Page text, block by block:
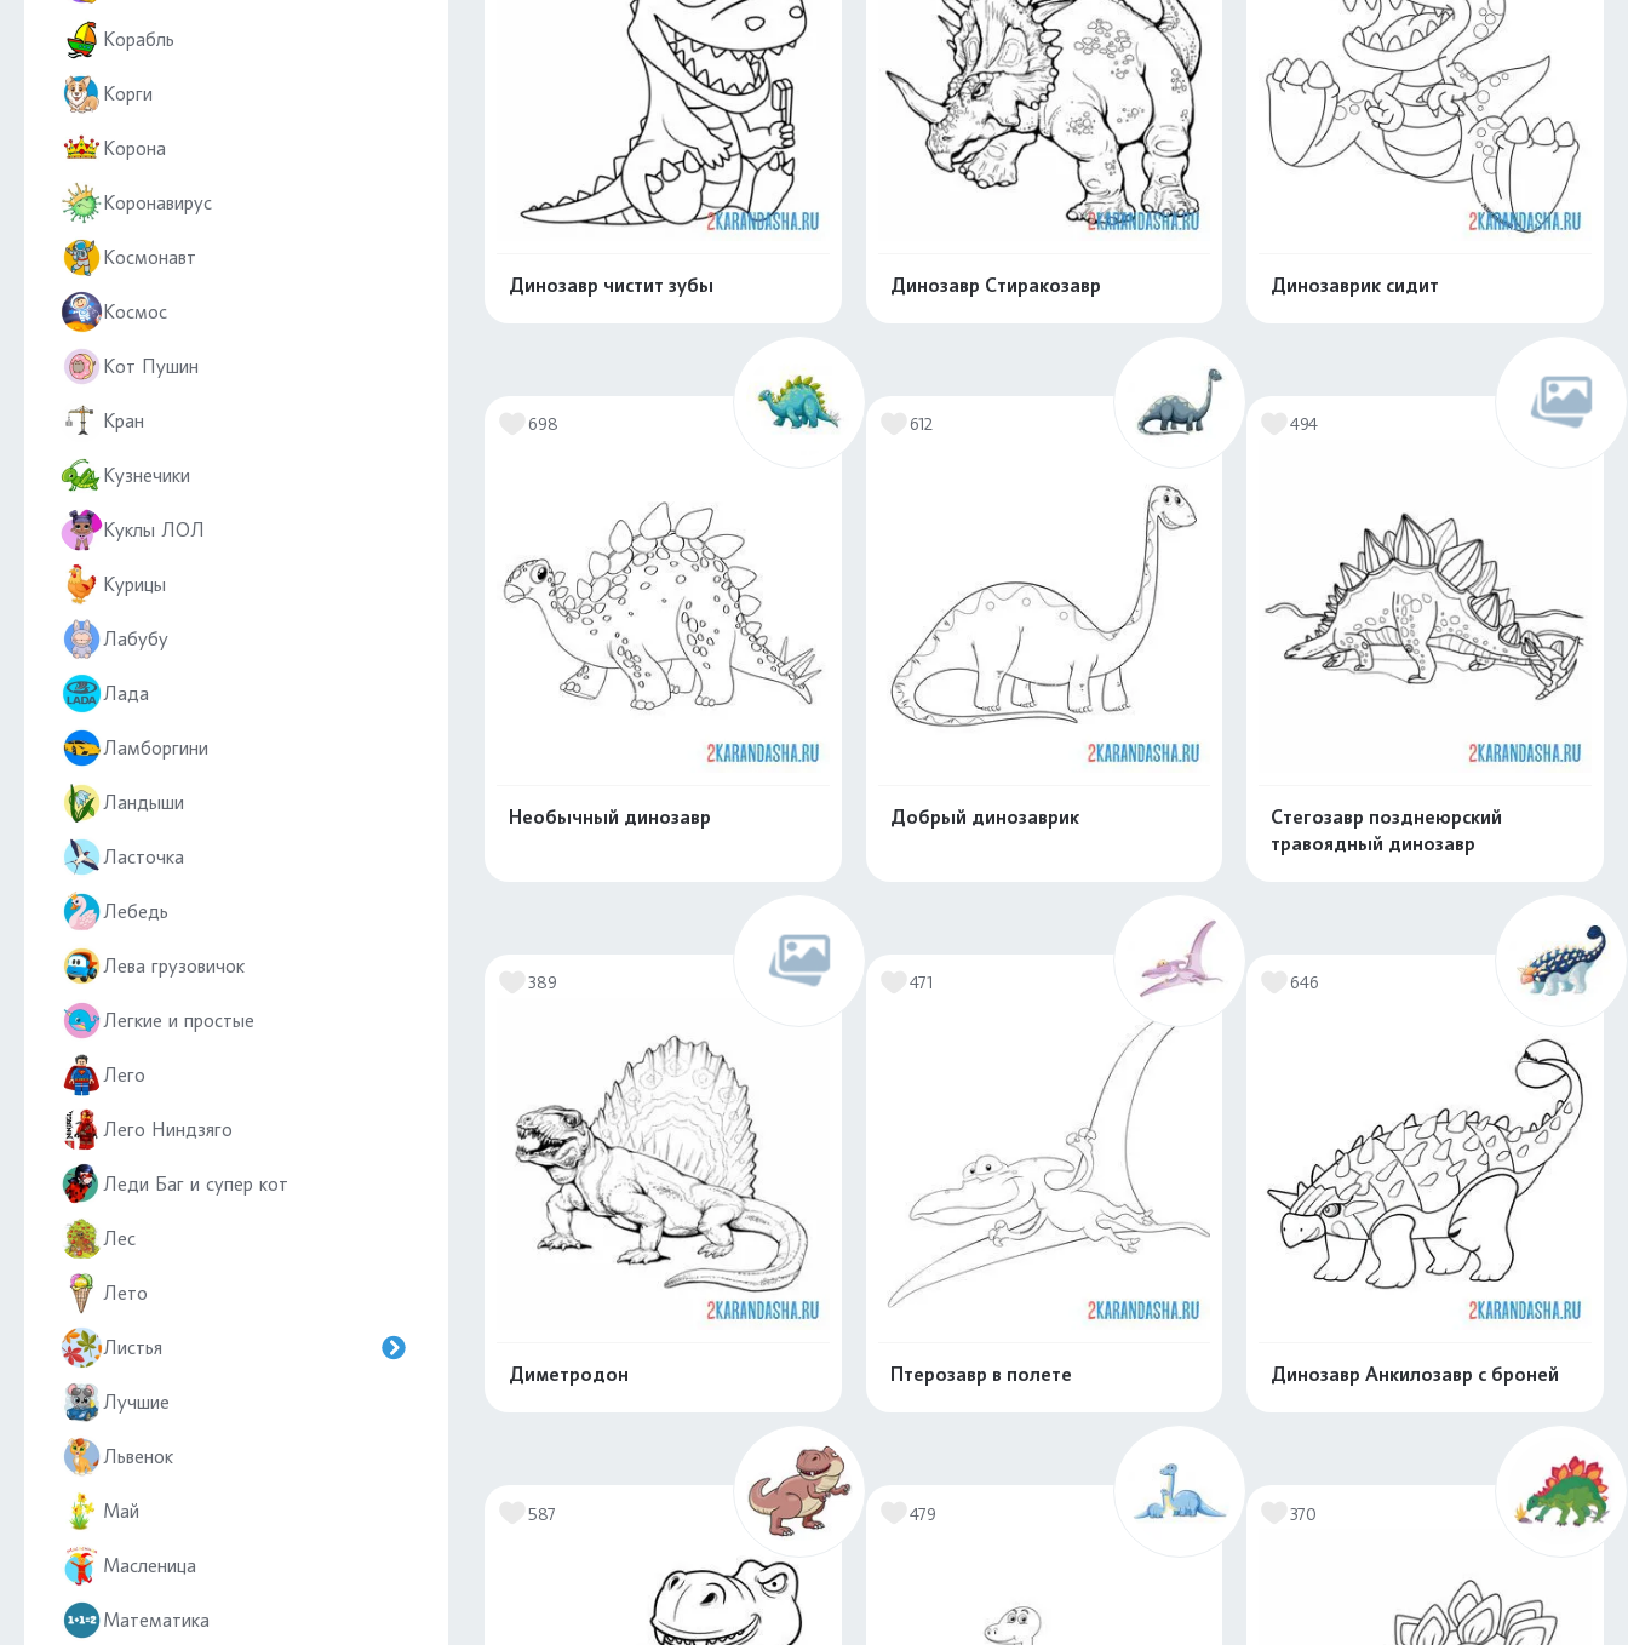
Корабль
Корги
Корона
Коронавирус
Космонавт
Космос
Кот Пушин
Кран
Кузнечики
Куклы ЛОЛ
Курицы
Лабубу
Лада
Ламборгини
Ландыши
Ласточка
Лебедь
Лева грузовичок
Легкие и простые
Лего
Лего Ниндзяго
Леди Баг и супер кот
Лес
Лето
Листья
Лучшие
Львенок
Май
Масленица
Математика
Динозавр чистит зубы Динозавр Стиракозавр Динозаврик сидит
698
Необычный динозавр
612
Добрый динозаврик
494
Стегозавр позднеюрский
травоядный динозавр
389
Диметродон
471
Птерозавр в полете
646
Динозавр Анкилозавр с броней
587 479 370